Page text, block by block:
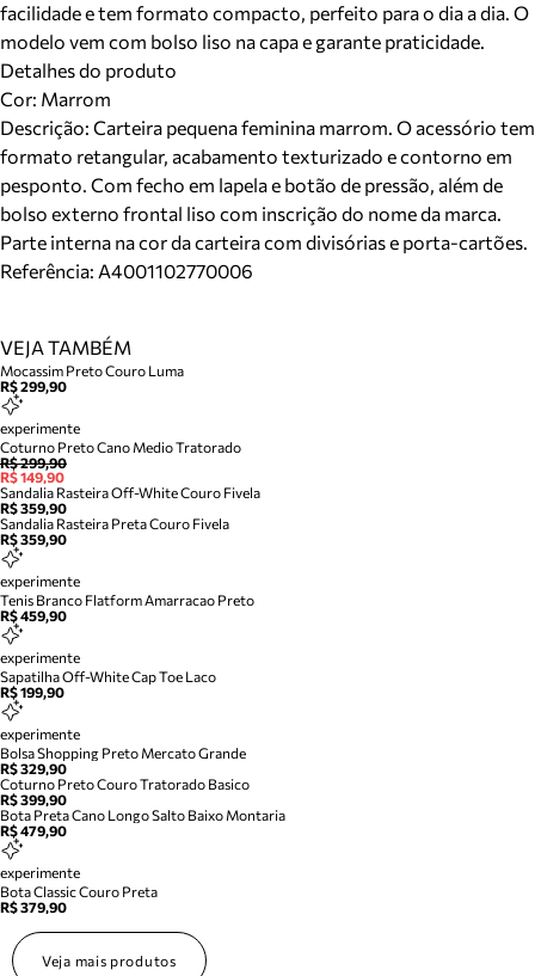
facilidade e tem formato compacto, perfeito para o dia a dia. O
modelo vem com bolso liso na capa e garante praticidade.
Detalhes do produto
Cor: Marrom
Descrição: Carteira pequena feminina marrom. O acessório tem
formato retangular, acabamento texturizado e contorno em
pesponto. Com fecho em lapela e botão de pressão, além de
bolso externo frontal liso com inscrição do nome da marca.
Parte interna na cor da carteira com divisórias e porta-cartões.
Referência: A4001102770006
VEJA TAMBÉM
Mocassim Preto Couro Luma
R$ 299,90
experimente
Coturno Preto Cano Medio Tratorado
R$ 299,90
R$ 149,90
Sandalia Rasteira Off-White Couro Fivela
R$ 359,90
Sandalia Rasteira Preta Couro Fivela
R$ 359,90
experimente
Tenis Branco Flatform Amarracao Preto
R$ 459,90
experimente
Sapatilha Off-White Cap Toe Laco
R$ 199,90
experimente
Bolsa Shopping Preto Mercato Grande
R$ 329,90
Coturno Preto Couro Tratorado Basico
R$ 399,90
Bota Preta Cano Longo Salto Baixo Montaria
R$ 479,90
experimente
Bota Classic Couro Preta
R$ 379,90
Veja mais produtos